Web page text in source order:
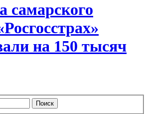
самарского
на 150 тысяч